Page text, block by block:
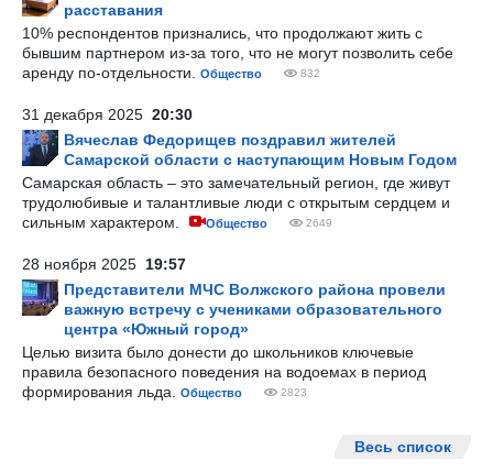
расставания
10% респондентов признались, что продолжают жить с
бывшим партнером из-за того, что не могут позволить себе
аренду по-отдельности.
Общество 832
31 декабря 2025 20:30
Вячеслав Федорищев поздравил жителей
Самарской области с наступающим Новым Годом
Самарская область – это замечательный регион, где живут
трудолюбивые и талантливые люди с открытым сердцем и
сильным характером.
Общество 2649
28 ноября 2025 19:57
Представители МЧС Волжского района провели
важную встречу с учениками образовательного
центра «Южный город»
Целью визита было донести до школьников ключевые
правила безопасного поведения на водоемах в период
формирования льда.
Общество 2823
Весь список